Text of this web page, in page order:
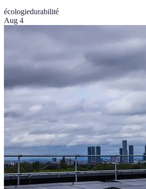
écologiedurabilité
Aug 4